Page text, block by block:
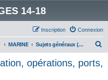
14-18
Connexion
Inscription
MARINE Sujets généraux (organisation, opérations, ports, etc...)
opérations, ports,